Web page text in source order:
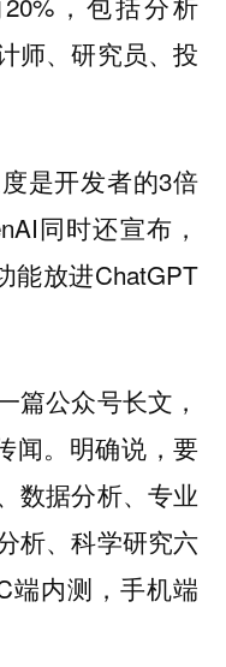
师、研究员、投
是开发者的3倍
同时还宣布，
能放进ChatGPT
篇公众号长文，
闻。明确说，要
数据分析、专业
析、科学研究六
端内测，手机端